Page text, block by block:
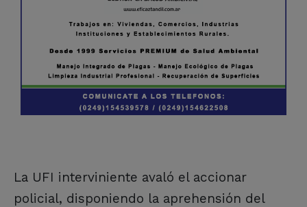
La UFI interviniente avaló el accionar
policial, disponiendo la aprehensión del